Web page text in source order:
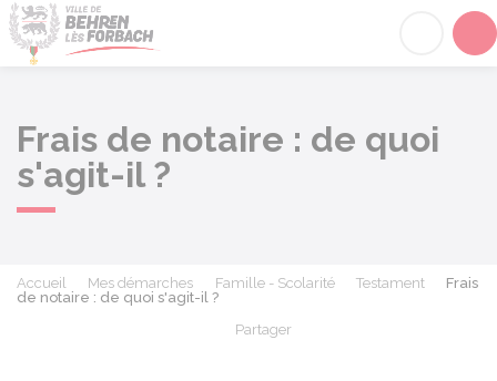
Frais de notaire : de quoi
s'agit-il ?
Accueil Mes démarches Famille - Scolarité Testament
Frais
de notaire : de quoi s'agit-il ?
Partager